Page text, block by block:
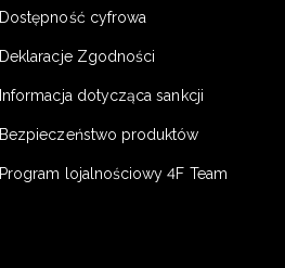
Dostępność cyfrowa
Deklaracje Zgodności
Informacja dotycząca sankcji
Bezpieczeństwo produktów
Program lojalnościowy 4F Team